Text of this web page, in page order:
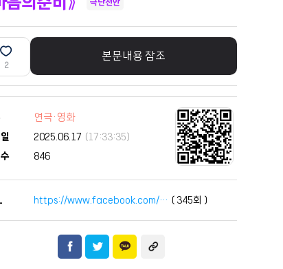
극단천안
2
본문내용 참조
연극·영화
2025.06.17 (17:33:35)
846
https://www.facebook.com/… ( 345회 )